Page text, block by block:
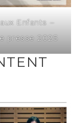
Enfants –
presse 2025